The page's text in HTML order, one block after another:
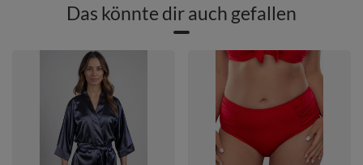
Das könnte dir auch gefallen